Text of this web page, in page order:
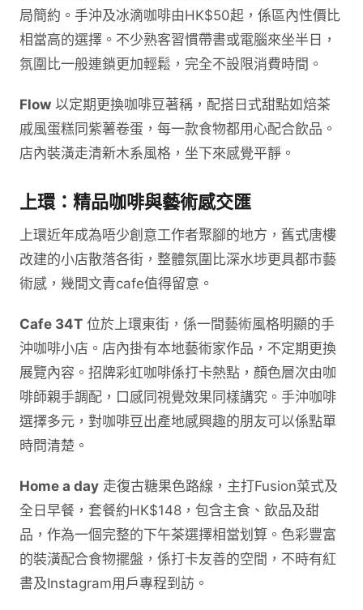
局簡約。手沖及冰滴咖啡由HK$50起，係區內性價比
相當高的選擇。不少熟客習慣帶書或電腦來坐半日，
氛圍比一般連鎖更加輕鬆，完全不設限消費時間。
Flow 以定期更換咖啡豆著稱，配搭日式甜點如焙茶
戚風蛋糕同紫薯卷蛋，每一款食物都用心配合飲品。
店內裝潢走清新木系風格，坐下來感覺平靜。
上環：精品咖啡與藝術感交匯
上環近年成為唔少創意工作者聚腳的地方，舊式唐樓
改建的小店散落各街，整體氛圍比深水埗更具都市藝
術感，幾間文青cafe值得留意。
Cafe 34T 位於上環東街，係一間藝術風格明顯的手
沖咖啡小店。店內掛有本地藝術家作品，不定期更換
展覽內容。招牌彩虹咖啡係打卡熱點，顏色層次由咖
啡師親手調配，口感同視覺效果同樣講究。手沖咖啡
選擇多元，對咖啡豆出產地感興趣的朋友可以係點單
時問清楚。
Home a day 走復古糖果色路線，主打Fusion菜式及
全日早餐，套餐約HK$148，包含主食、飲品及甜
品，作為一個完整的下午茶選擇相當划算。色彩豐富
的裝潢配合食物擺盤，係打卡友善的空間，不時有紅
書及Instagram用戶專程到訪。